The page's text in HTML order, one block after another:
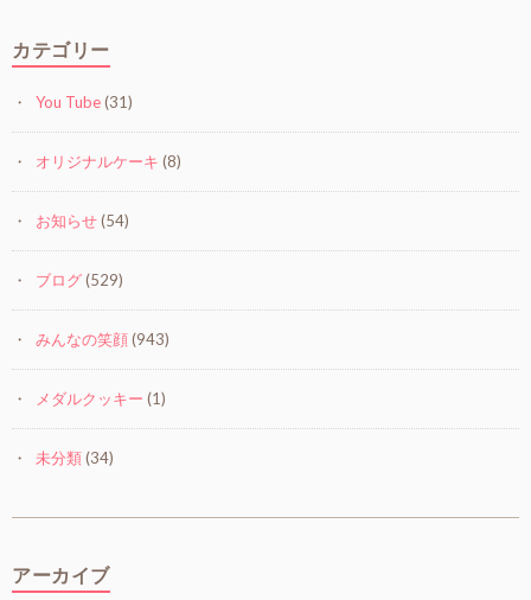
カテゴリー
You Tube(31)
オリジナルケーキ (8)
お知らせ(54)
ブログ(529)
みんなの笑顔(943)
メダルクッキー (1)
未分類(34)
アーカイブ